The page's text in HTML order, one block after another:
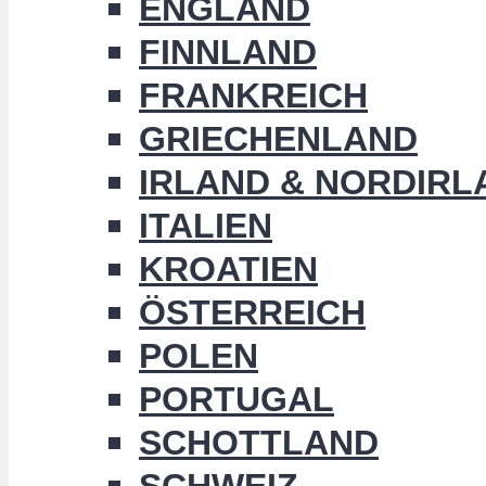
ENGLAND
FINNLAND
FRANKREICH
GRIECHENLAND
IRLAND &
ITALIEN
KROATIEN
ÖSTERREICH
POLEN
PORTUGAL
SCHOTTLAND